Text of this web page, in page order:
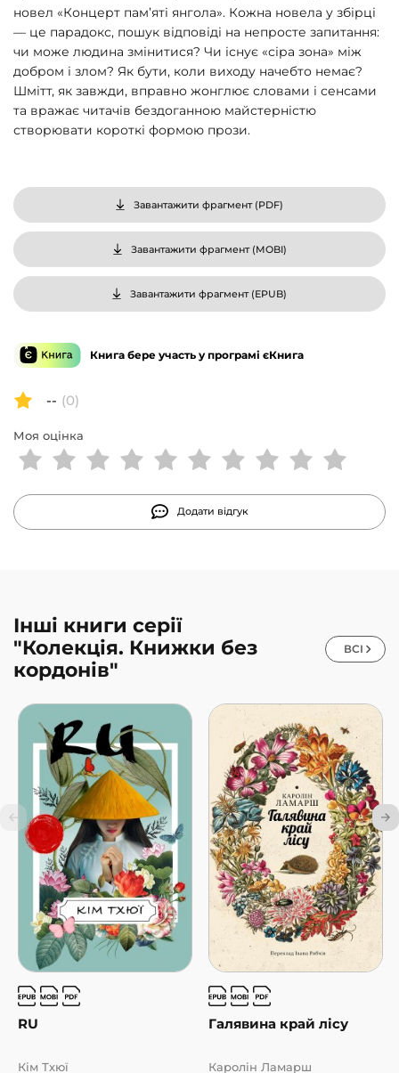
новел «Концерт пам’яті янгола». Кожна новела у збірці
— це парадокс, пошук відповіді на непросте запитання:
чи може людина змінитися? Чи існує «сіра зона» між
добром і злом? Як бути, коли виходу начебто немає?
Шмітт, як завжди, вправно жонглює словами і сенсами
та вражає читачів бездоганною майстерністю
створювати короткі формою прози.
Завантажити фрагмент (PDF)
Завантажити фрагмент (MOBI)
Завантажити фрагмент (EPUB)
Книга бере участь у програмі єКнига
-- (0)
Моя оцінка
Додати відгук
Інші книги серії
"Колекція. Книжки без
кордонів"
ВСІ
RU
Кім Тхюї
Галявина край лісу
Каролін Ламарш